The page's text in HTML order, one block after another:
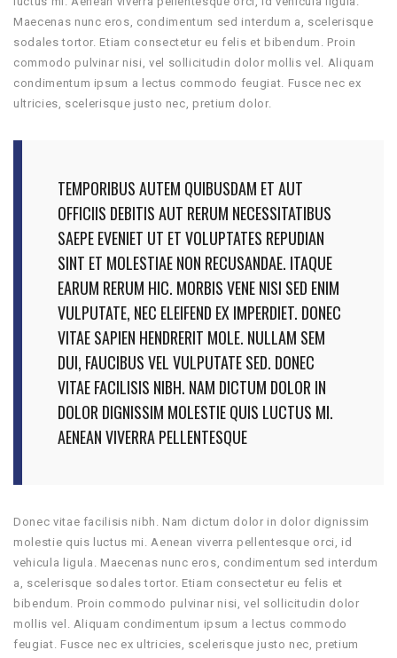
Maecenas nunc eros, condimentum sed interdum a, scelerisque
sodales tortor. Etiam consectetur eu felis et bibendum. Proin
commodo pulvinar nisi, vel sollicitudin dolor mollis vel. Aliquam
condimentum ipsum a lectus commodo feugiat. Fusce nec ex
ultricies, scelerisque justo nec, pretium dolor.
TEMPORIBUS AUTEM QUIBUSDAM ET AUT
OFFICIIS DEBITIS AUT RERUM NECESSITATIBUS
SAEPE EVENIET UT ET VOLUPTATES REPUDIAN
SINT ET MOLESTIAE NON RECUSANDAE. ITAQUE
EARUM RERUM HIC. MORBIS VENE NISI SED ENIM
VULPUTATE, NEC ELEIFEND EX IMPERDIET. DONEC
VITAE SAPIEN HENDRERIT MOLE. NULLAM SEM
DUI, FAUCIBUS VEL VULPUTATE SED. DONEC
VITAE FACILISIS NIBH. NAM DICTUM DOLOR IN
DOLOR DIGNISSIM MOLESTIE QUIS LUCTUS MI.
AENEAN VIVERRA PELLENTESQUE
Donec vitae facilisis nibh. Nam dictum dolor in dolor dignissim
molestie quis luctus mi. Aenean viverra pellentesque orci, id
vehicula ligula. Maecenas nunc eros, condimentum sed interdum
a, scelerisque sodales tortor. Etiam consectetur eu felis et
bibendum. Proin commodo pulvinar nisi, vel sollicitudin dolor
mollis vel. Aliquam condimentum ipsum a lectus commodo
feugiat. Fusce nec ex ultricies, scelerisque justo nec, pretium